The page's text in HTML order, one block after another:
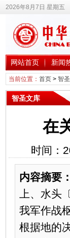
2026年8月7日 星期五
网站首页 新闻
当前位置： 首页> 智
智圣文库
在
时间：
内容摘要：
上、水头
我军作战
根据地的